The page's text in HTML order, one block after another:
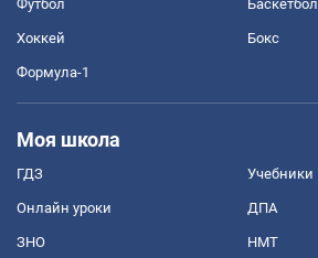
Футбол Баскетбол
Хоккей Бокс
Формула-1
Моя школа
ГДЗ Учебники
Онлайн уроки ДПА
ЗНО НМТ